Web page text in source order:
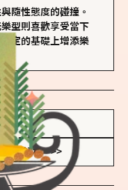
隨性態度的碰撞。
型則喜歡享受當下
定的基礎上增添樂
型全解析 >>>